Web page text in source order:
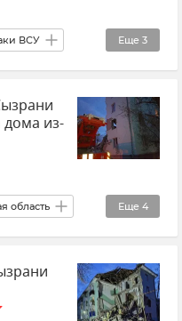
Еще 3
ВСУ
из-
Еще 4
область
ВСУ